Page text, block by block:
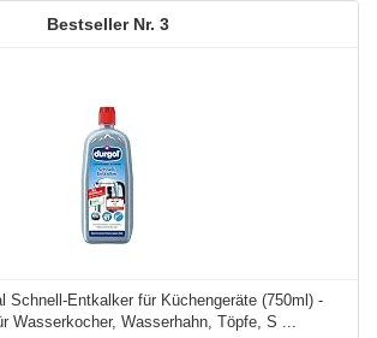
3
Schnell-Entkalker für Küchengeräte (750ml) -
Wasserkocher, Wasserhahn, Töpfe, S ...